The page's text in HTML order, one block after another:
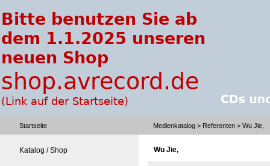
Startseite Medienkatalog > Referenten > Wu Jie,
Katalog / Shop Wu Jie,